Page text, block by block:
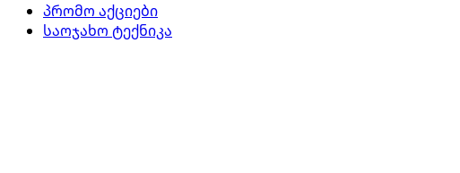
პრომო აქციები
საოჯახო ტექნიკა